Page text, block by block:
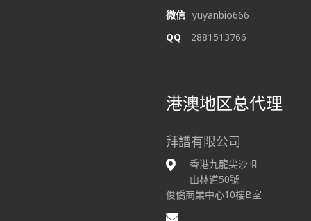
微信 yuyanbio666
QQ
2881513766
港澳地区总代理
拜譜有限公司
香港九龍尖沙咀
山林道50號
俊僑商業中心10樓B室